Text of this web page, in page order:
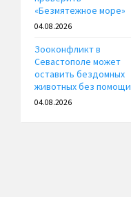
«Безмятежное море»
04.08.2026
Зооконфликт в
Севастополе может
оставить бездомных
животных без помощи
04.08.2026